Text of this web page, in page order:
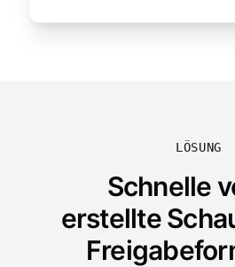
LÖSUNG
Schnelle
erstellte